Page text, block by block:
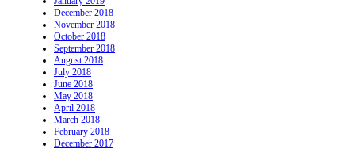
December 2018
November 2018
October 2018
September 2018
August 2018
July 2018
June 2018
May 2018
April 2018
March 2018
February 2018
December 2017